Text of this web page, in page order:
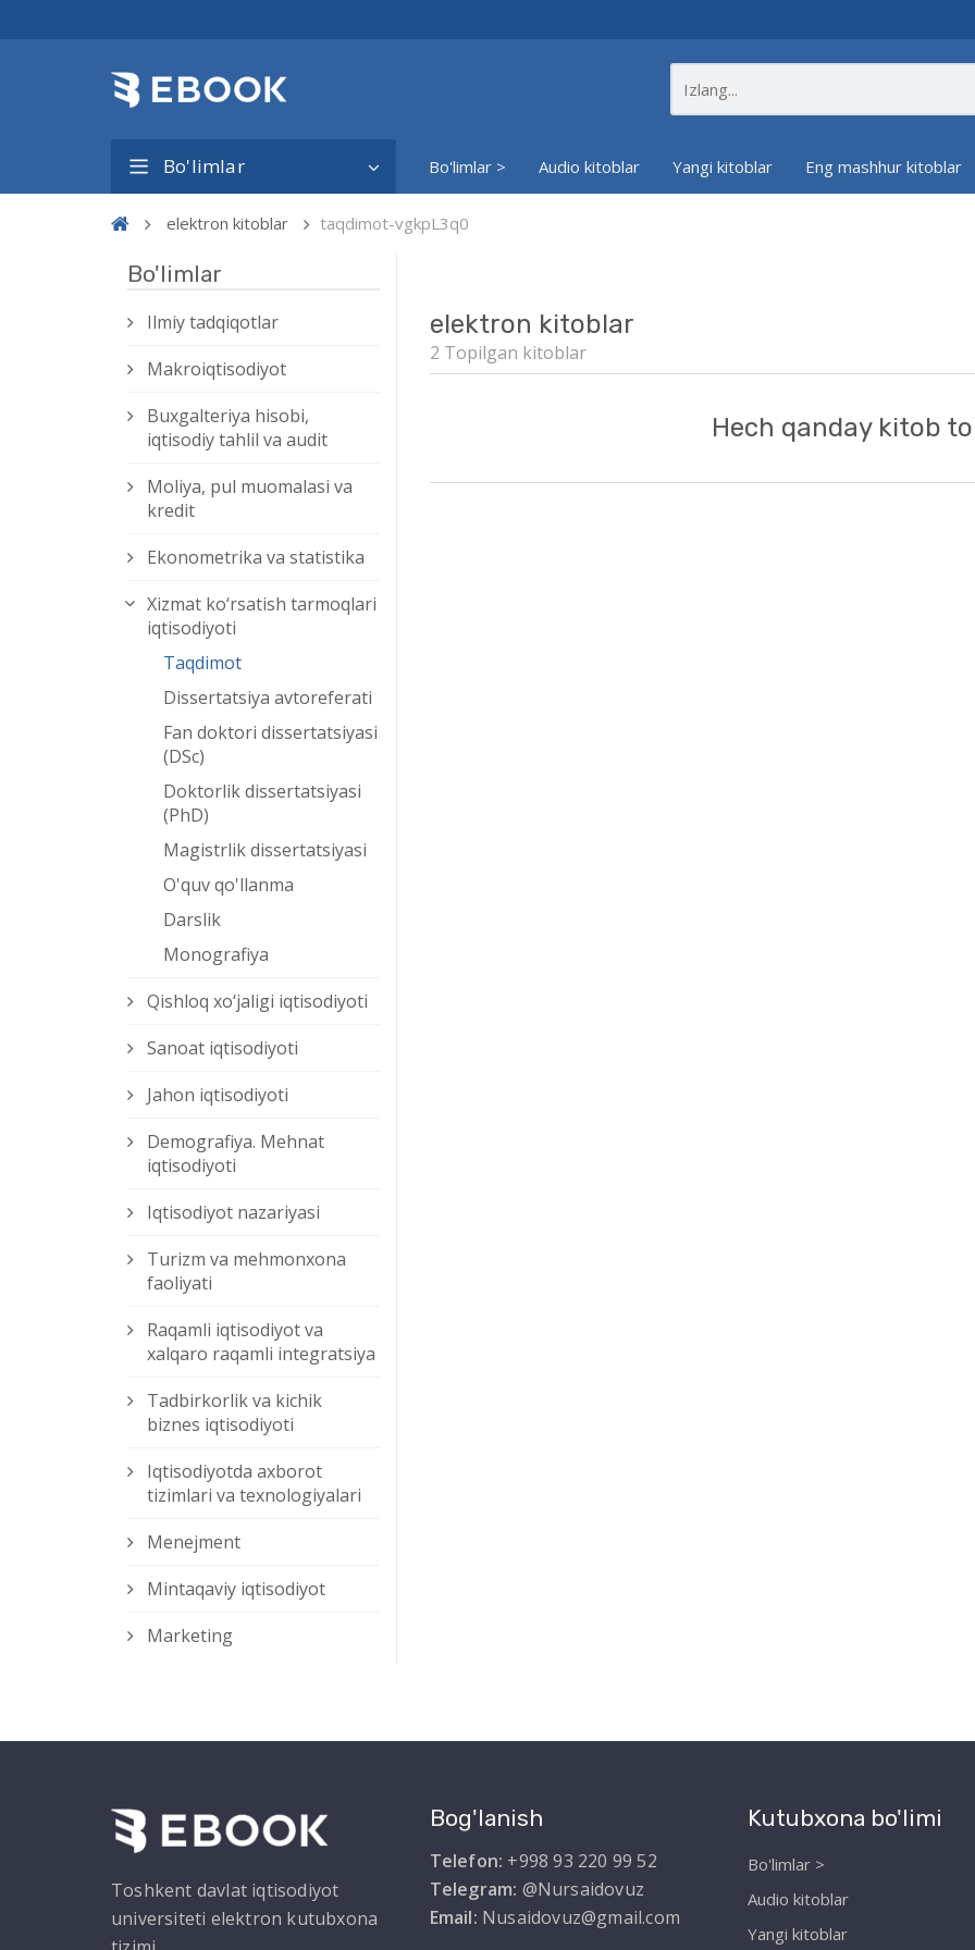
Bo'limlar Bo'limlar > Audio kitoblar Yangi kitoblar Eng mashhur kitoblar
elektron kitoblar taqdimot-vgkpL3q0
Bo'limlar
Ilmiy tadqiqotlar
Makroiqtisodiyot
Buxgalteriya hisobi,
iqtisodiy tahlil va audit
Moliya, pul muomalasi va
kredit
Ekonometrika va statistika
Xizmat kо‘rsatish tarmoqlari
iqtisodiyoti
Taqdimot
Dissertatsiya avtoreferati
Fan doktori dissertatsiyasi
(DSc)
Doktorlik dissertatsiyasi
(PhD)
Magistrlik dissertatsiyasi
O'quv qo'llanma
Darslik
Monografiya
Qishloq xо‘jaligi iqtisodiyoti
Sanoat iqtisodiyoti
Jahon iqtisodiyoti
Demografiya. Mehnat
iqtisodiyoti
Iqtisodiyot nazariyasi
Turizm va mehmonxona
faoliyati
Raqamli iqtisodiyot va
xalqaro raqamli integratsiya
Tadbirkorlik va kichik
biznes iqtisodiyoti
Iqtisodiyotda axborot
tizimlari va texnologiyalari
Menejment
Mintaqaviy iqtisodiyot
Marketing
elektron kitoblar
2 Topilgan kitoblar
Hech qanday kitob
Toshkent davlat iqtisodiyot
universiteti elektron kutubxona
Bog'lanish
Telefon: +998 93 220 99 52
Telegram: @Nursaidovuz
Email: Nusaidovuz@gmail.com
Kutubxona bo'limi
Bo'limlar >
Audio kitoblar
Yangi kitoblar